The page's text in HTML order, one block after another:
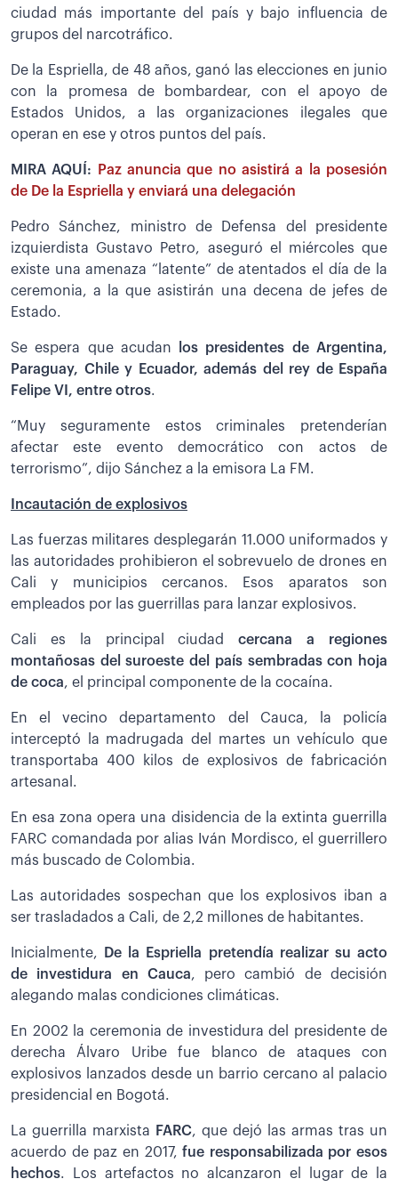
ciudad más importante del país y bajo influencia de
grupos del narcotráfico.
De la Espriella, de 48 años, ganó las elecciones en junio
con la promesa de bombardear, con el apoyo de
Estados Unidos, a las organizaciones ilegales que
operan en ese y otros puntos del país.
MIRA AQUÍ:
Paz anuncia que no asistirá a la posesión
de De la Espriella y enviará una delegación
Pedro Sánchez, ministro de Defensa del presidente
izquierdista Gustavo Petro, aseguró el miércoles que
existe una amenaza “latente” de atentados el día de la
ceremonia, a la que asistirán una decena de jefes de
Estado.
Se espera que acudan
los presidentes de Argentina,
Paraguay, Chile y Ecuador, además del rey de España
Felipe VI, entre otros.
“Muy seguramente estos criminales pretenderían
afectar este evento democrático con actos de
terrorismo”, dijo Sánchez a la emisora La FM.
Incautación de explosivos
Las fuerzas militares desplegarán 11.000 uniformados y
las autoridades prohibieron el sobrevuelo de drones en
Cali y municipios cercanos. Esos aparatos son
empleados por las guerrillas para lanzar explosivos.
Cali es la principal ciudadcercana a regiones
montañosas del suroeste del país sembradas con hoja
de coca, el principal componente de la cocaína.
En el vecino departamento del Cauca, la policía
interceptó la madrugada del martes un vehículo que
transportaba 400 kilos de explosivos de fabricación
artesanal.
En esa zona opera una disidencia de la extinta guerrilla
FARC comandada por alias Iván Mordisco, el guerrillero
más buscado de Colombia.
Las autoridades sospechan que los explosivos iban a
ser trasladados a Cali, de 2,2 millones de habitantes.
Inicialmente,
De la Espriella pretendía realizar su acto
de investidura en Cauca, pero cambió de decisión
alegando malas condiciones climáticas.
En 2002 la ceremonia de investidura del presidente de
derecha Álvaro Uribe fue blanco de ataques con
explosivos lanzados desde un barrio cercano al palacio
presidencial en Bogotá.
La guerrilla marxista FARC, que dejó las armas tras un
acuerdo de paz en 2017,fue responsabilizada por esos
hechos. Los artefactos no alcanzaron el lugar de la